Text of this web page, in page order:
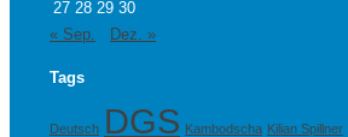
27 28 29 30
« Sep.
Dez. »
Tags
Deutsch DGS Kambodscha Kilian Spillner